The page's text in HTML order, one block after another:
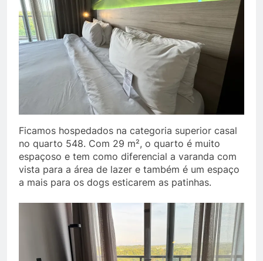
Ficamos hospedados na categoria superior casal
no quarto 548. Com 29 m², o quarto é muito
espaçoso e tem como diferencial a varanda com
vista para a área de lazer e também é um espaço
a mais para os dogs esticarem as patinhas.